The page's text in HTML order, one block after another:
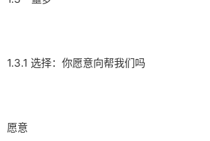
1.3.1 选择：你愿意向帮我们吗
愿意